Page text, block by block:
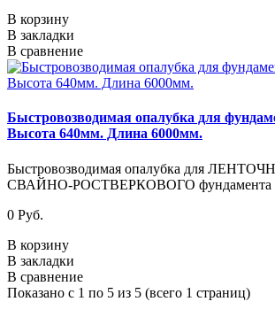
В корзину
В закладки
В сравнение
Быстровозводимая опалубка для
Высота 640мм. Длина 6000мм.
Быстровозводимая опалубка для
СВАЙНО-РОСТВЕРКОВОГО фундамента
0 Pуб.
В корзину
В закладки
В сравнение
Показано с 1 по 5 из 5 (всего 1 страниц)